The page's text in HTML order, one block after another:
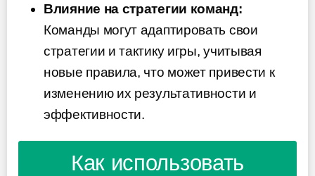
Влияние на стратегии команд:
Команды могут адаптировать свои
стратегии и тактику игры, учитывая
новые правила, что может привести к
изменению их результативности и
эффективности.
Как использовать